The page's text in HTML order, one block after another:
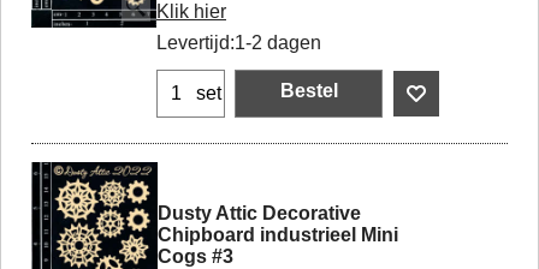
Klik hier
Levertijd:1-2 dagen
set Bestel
Dusty Attic Decorative
Chipboard industrieel Mini
Cogs #3